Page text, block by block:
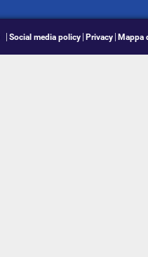
Social media policy Privacy Mappa